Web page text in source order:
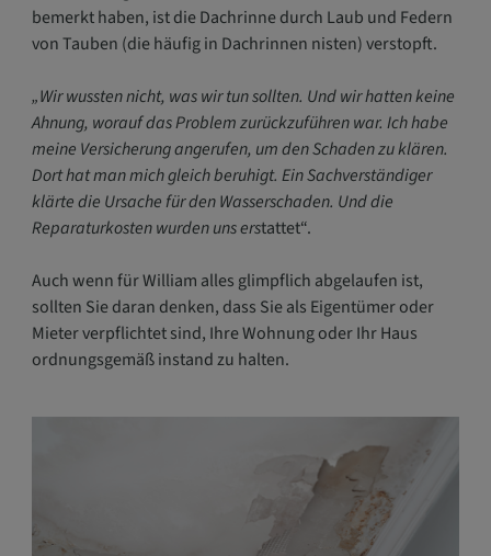
bemerkt haben, ist die Dachrinne durch Laub und Federn
von Tauben (die häufig in Dachrinnen nisten) verstopft.
„Wir wussten nicht, was wir tun sollten. Und wir hatten keine
Ahnung, worauf das Problem zurückzuführen war. Ich habe
meine Versicherung angerufen, um den Schaden zu klären.
Dort hat man mich gleich beruhigt. Ein Sachverständiger
klärte die Ursache für den Wasserschaden. Und die
Reparaturkosten wurden uns erstattet“.
Auch wenn für William alles glimpflich abgelaufen ist,
sollten Sie daran denken, dass Sie als Eigentümer oder
Mieter verpflichtet sind, Ihre Wohnung oder Ihr Haus
ordnungsgemäß instand zu halten.